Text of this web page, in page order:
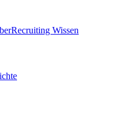
Recruiting Wissen